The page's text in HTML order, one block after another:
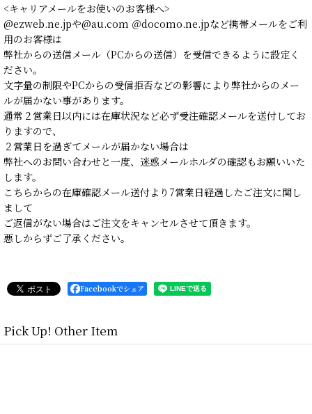
<キャリアメールをお使いのお客様へ>
@ezweb.ne.jpや@au.com ＠docomo.ne.jpなど携帯メールをご利
用のお客様は
弊社からの送信メール（PCからの送信）を受信できるように設定く
ださい。
文字量の制限やPCからの受信拒否などの影響により弊社からのメー
ルが届かない事があります。
通常２営業日以内には在庫状況など必ず受注確認メールを送付してお
りますので、
２営業日を過ぎてメールが届かない場合は
弊社へのお問い合わせと一度、迷惑メールホルダの確認もお願いいた
します。
こちらからの在庫確認メール送付より7営業日経過したご注文に関し
まして
ご返信がない場合はご注文をキャンセルさせて頂きます。
悪しからずご了承ください。
Facebookでシェア
Pick Up! Other Item